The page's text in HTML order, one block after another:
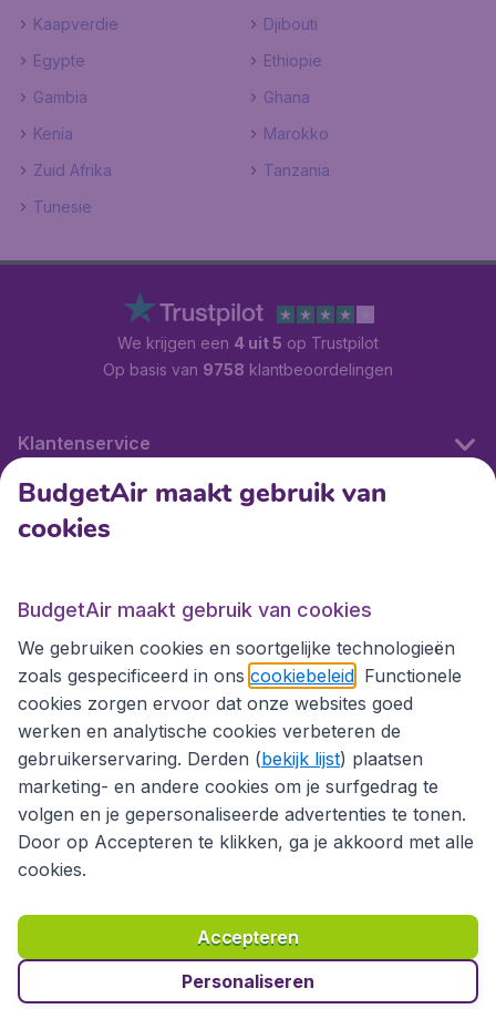
Kaapverdie
Djibouti
Egypte
Ethiopie
Gambia
Ghana
Kenia
Marokko
Zuid Afrika
Tanzania
Tunesie
We krijgen een 4 uit 5 op Trustpilot
Op basis van 9758 klantbeoordelingen
Klantenservice
Internationale sites
Internationale sites
Privacybeleid
Copyright © 2026
BudgetAir maakt gebruik van
cookies
BudgetAir maakt gebruik van cookies
We gebruiken cookies en soortgelijke technologieën
zoals gespecificeerd in ons cookiebeleid . Functionele
cookies zorgen ervoor dat onze websites goed
werken en analytische cookies verbeteren de
gebruikerservaring. Derden (bekijk lijst) plaatsen
marketing- en andere cookies om je surfgedrag te
volgen en je gepersonaliseerde advertenties te tonen.
Door op Accepteren te klikken, ga je akkoord met alle
cookies.
Accepteren
Personaliseren